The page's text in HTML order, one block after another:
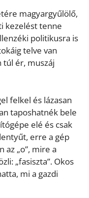
magyargyűlölő,
kezelést tenne
politikusra is
telve van
ér, muszáj
felkel és lázasan
taposhatnék bele
elé és csak
erre a gép
az „o”, mire a
„fasiszta”. Okos
mi a gazdi